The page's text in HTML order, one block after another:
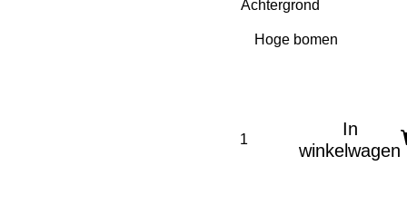
Achtergrond
In
winkelwagen